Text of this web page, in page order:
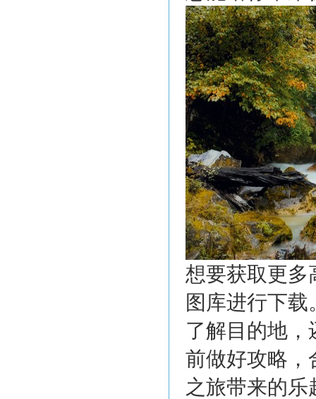
想要获取更多
图库进行下
了解目的地
前做好攻略，
之旅带来的乐